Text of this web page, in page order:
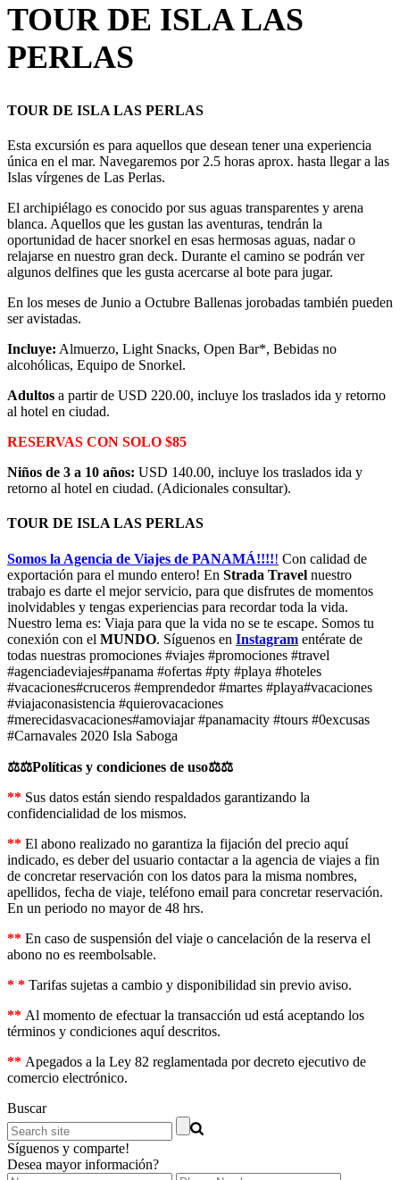
TOUR DE ISLA LAS
PERLAS
TOUR DE ISLA LAS PERLAS
Esta excursión es para aquellos que desean tener una experiencia
única en el mar. Navegaremos por 2.5 horas aprox. hasta llegar a las
Islas vírgenes de Las Perlas.
El archipiélago es conocido por sus aguas transparentes y arena
blanca. Aquellos que les gustan las aventuras, tendrán la
oportunidad de hacer snorkel en esas hermosas aguas, nadar o
relajarse en nuestro gran deck. Durante el camino se podrán ver
algunos delfines que les gusta acercarse al bote para jugar.
En los meses de Junio a Octubre Ballenas jorobadas también pueden
ser avistadas.
Incluye: Almuerzo, Light Snacks, Open Bar*, Bebidas no
alcohólicas, Equipo de Snorkel.
Adultos a partir de USD 220.00, incluye los traslados ida y retorno
al hotel en ciudad.
RESERVAS CON SOLO $85
Niños de 3 a 10 años: USD 140.00, incluye los traslados ida y
retorno al hotel en ciudad. (Adicionales consultar).
TOUR DE ISLA LAS PERLAS
Somos la Agencia de Viajes de PANAMÁ!!!!! Con calidad de
exportación para el mundo entero! En Strada Travel nuestro
trabajo es darte el mejor servicio, para que disfrutes de momentos
inolvidables y tengas experiencias para recordar toda la vida.
Nuestro lema es: Viaja para que la vida no se te escape. Somos tu
conexión con el MUNDO. Síguenos en Instagram entérate de
todas nuestras promociones #viajes #promociones #travel
#agenciadeviajes#panama #ofertas #pty #playa #hoteles
#vacaciones#cruceros #emprendedor #martes #playa#vacaciones
#viajaconasistencia #quierovacaciones
#merecidasvacaciones#amoviajar #panamacity #tours #0excusas
#Carnavales 2020 Isla Saboga
⚖️⚖️Políticas y condiciones de uso⚖️⚖️
** Sus datos están siendo respaldados garantizando la
confidencialidad de los mismos.
** El abono realizado no garantiza la fijación del precio aquí
indicado, es deber del usuario contactar a la agencia de viajes a fin
de concretar reservación con los datos para la misma nombres,
apellidos, fecha de viaje, teléfono email para concretar reservación.
En un periodo no mayor de 48 hrs.
** En caso de suspensión del viaje o cancelación de la reserva el
abono no es reembolsable.
* * Tarifas sujetas a cambio y disponibilidad sin previo aviso.
** Al momento de efectuar la transacción ud está aceptando los
términos y condiciones aquí descritos.
** Apegados a la Ley 82 reglamentada por decreto ejecutivo de
comercio electrónico.
Buscar
Síguenos y comparte!
Desea mayor información?